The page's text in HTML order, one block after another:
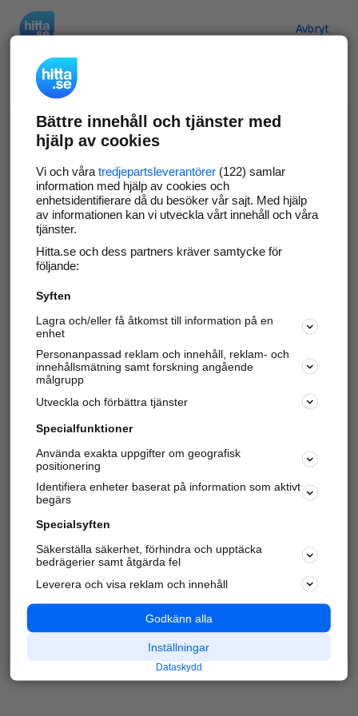
Avbryt
Verifiera ditt företag
Gör som 69 549företag
företagssida på hitta.se och syns bättre mot
kunder i ditt närområde. Helt kostnadsfritt.
Uppdatera din företagsinformation
Svara på och hantera dina omdömen
Har du redan verifierat ditt företag? Logga in
Varje vecka besöker du och4 miljoner
andra
härliga användare oss för att hitta rätt lokal
information om företag, privatpersoner och
platser.
Bättre innehåll och tjänster med
hjälp av cookies
Vi och våra tredjepartsleverantörer(122) samlar
information med hjälp av cookies och
enhetsidentifierare då du besöker vår sajt. Med hjälp
av informationen kan vi utveckla vårt innehåll och våra
tjänster.
Hitta.se och dess partners kräver samtycke för
följande:
Syften
Lagra och/eller få åtkomst till information på en
enhet
Personanpassad reklam och innehåll, reklam- och
innehållsmätning samt forskning angående
målgrupp
Utveckla och förbättra tjänster
Specialfunktioner
Använda exakta uppgifter om geografisk
positionering
Identifiera enheter baserat på information som aktivt
begärs
Specialsyften
Säkerställa säkerhet, förhindra och upptäcka
bedrägerier samt åtgärda fel
Leverera och visa reklam och innehåll
Godkänn alla
Inställningar
Dataskydd